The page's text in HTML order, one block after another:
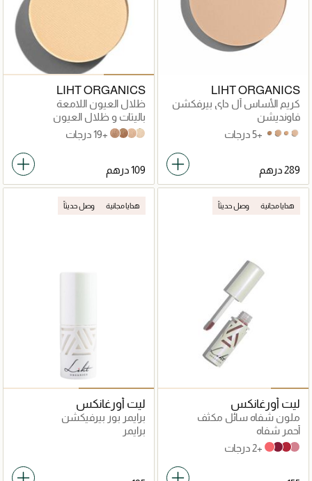
LIHT ORGANICS
كريم الأساس أل داي بيرفكشن
فاونديشن
Divine
Pure
Mesmerize
Luminous
+5 درجات
LIHT ORGANICS
ظلال العيون اللامعة
باليتات و ظلال العيون
Ivory Pearl
Rosaline Pearl
Imperial Topaz
Rainbow Garnet
+19 درجات
هدايا مجانية وصل حديثاً
ليت أورغانكس
ملون شفاه سائل مكثف
أحمر شفاه
LS01 Mocha Latte
LS03 Berry Yoghurt
LS04 Sangria
LS05 Lychee Raspberry
+2 درجات
هدايا مجانية وصل حديثاً
ليت أورغانكس
برايمر بور بيرفيكشن
برايمر